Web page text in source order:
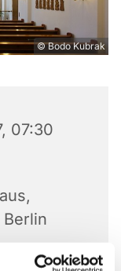
© Bodo Kubrak
07:30
Berlin